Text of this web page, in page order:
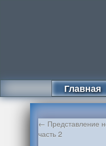
Главная
← Представление
часть 2